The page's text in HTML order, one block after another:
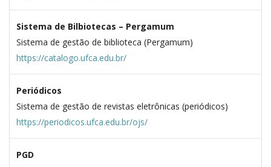
Sistema de Bilbiotecas – Pergamum
Sistema de gestão de biblioteca (Pergamum)
https://catalogo.ufca.edu.br/
Periódicos
Sistema de gestão de revistas eletrônicas (periódicos)
https://periodicos.ufca.edu.br/ojs/
PGD